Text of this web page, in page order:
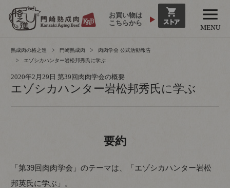
お買い物は
こちらから
熟成肉の格之進 門崎熟成肉
肉肉学会 公式活動報告
エゾシカハンター岩松邦秀氏に学ぶ
2020年2月29日 第39回肉肉学会の概要
エゾシカハンター岩松邦秀氏に学ぶ
要約
「第39回肉肉学会」のテーマは、「エゾシカハンター岩松
邦英氏に学ぶ」。